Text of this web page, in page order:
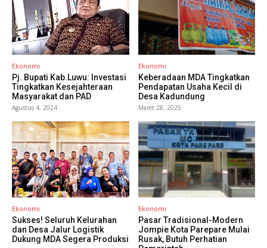
Ekonomi
Pj. Bupati Kab.Luwu: Investasi
Tingkatkan Kesejahteraan
Masyarakat dan PAD
Agustus 4, 2024
Ekonomi
Keberadaan MDA Tingkatkan
Pendapatan Usaha Kecil di
Desa Kadundung
Maret 28, 2025
Ekonomi
Sukses! Seluruh Kelurahan
dan Desa Jalur Logistik
Dukung MDA Segera Produksi
Ekonomi
Pasar Tradisional-Modern
Jompie Kota Parepare Mulai
Rusak, Butuh Perhatian